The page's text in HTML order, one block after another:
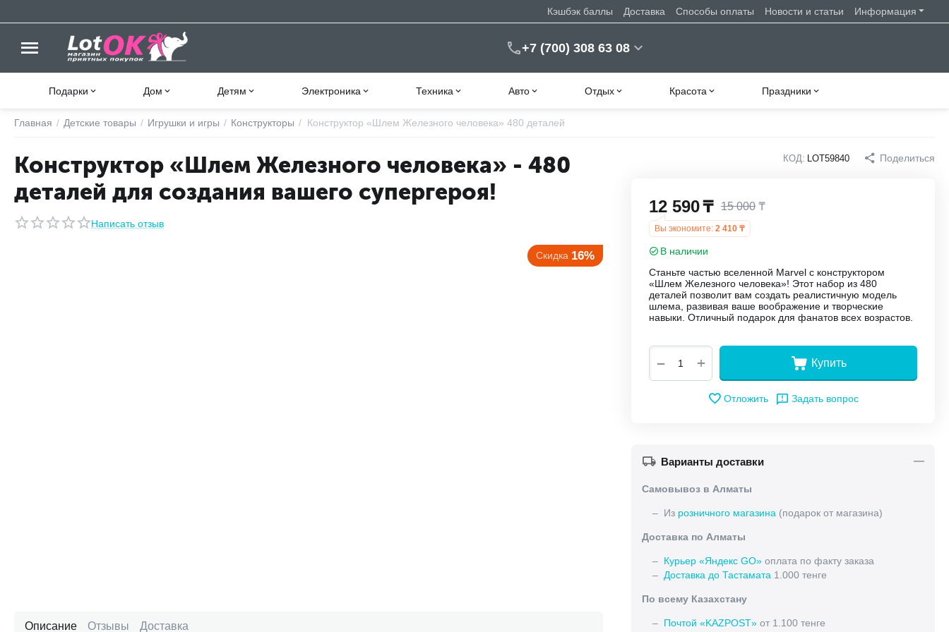
Кэшбэк баллы Доставка Способы оплаты Новости и статьи Информация
+7 (700) 308 63 08
Подарки Дом Детям Электроника Техника Авто Отдых Красота Праздники
Главная / Детские товары / Игрушки и игры / Конструкторы / Конструктор «Шлем Железного человека» 480 деталей
Конструктор «Шлем Железного человека» - 480
деталей для создания вашего супергероя!
Написать отзыв
КОД: LOT59840 Поделиться
12 590₸ 15 000 ₸
Вы экономите: 2 410 ₸
В наличии
Станьте частью вселенной Marvel с конструктором
«Шлем Железного человека»! Этот набор из 480
деталей позволит вам создать реалистичную модель
шлема, развивая ваше воображение и творческие
навыки. Отличный подарок для фанатов всех возрастов.
+
− Купить
Отложить Задать вопрос
Варианты доставки
Самовывоз в Алматы
– Из розничного магазина (подарок от магазина)
Доставка по Алматы
– Курьер «Яндекс GO» оплата по факту заказа
– Доставка до Тастамата 1.000 тенге
По всему Казахстану
– Почтой «KAZPOST» от 1.100 тенге
Описание Отзывы Доставка